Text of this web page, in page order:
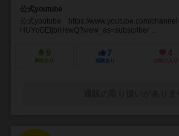
公式youtube
公式youtube https://www.youtube.com/
HUYcGEljblHswQ?view_as=subscriber ...
9
興味あり
7
経験あり
4
お気に入り